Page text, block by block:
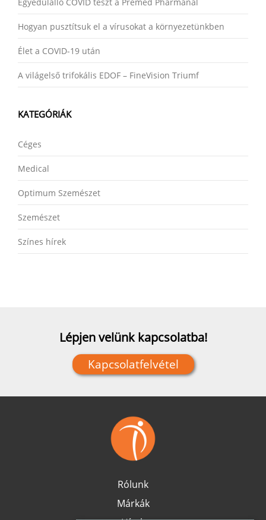
Hogyan pusztítsuk el a vírusokat a környezetünkben
Élet a COVID-19 után
A világelső trifokális EDOF – FineVision Triumf
KATEGÓRIÁK
Céges
Medical
Optimum Szemészet
Szemészet
Színes hírek
Lépjen velünk kapcsolatba!
Kapcsolatfelvétel
Rólunk
Márkák